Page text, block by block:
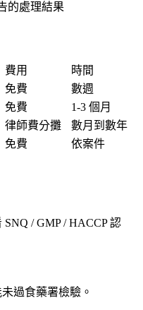
的處理結果
費用
時間
免費
數週
免費
1-3 個月
律師費分攤
數月到數年
免費 依案件
SNQ / GMP / HACCP 認
未過食藥署檢驗。